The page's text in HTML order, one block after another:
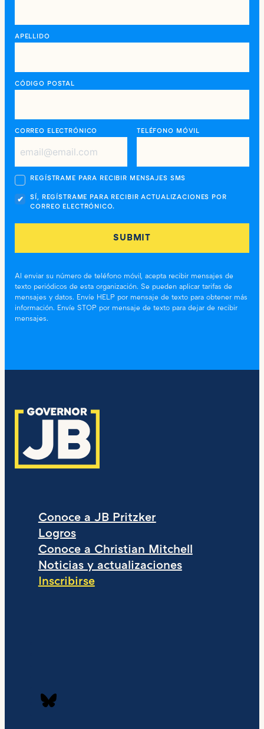
APELLIDO
CÓDIGO POSTAL
CORREO ELECTRÓNICO TELÉFONO MÓVIL
REGÍSTRAME PARA RECIBIR MENSAJES SMS
SÍ, REGÍSTRAME PARA RECIBIR ACTUALIZACIONES POR
CORREO ELECTRÓNICO.
Al enviar su número de teléfono móvil, acepta recibir mensajes de
texto periódicos de esta organización. Se pueden aplicar tarifas de
mensajes y datos. Envíe HELP por mensaje de texto para obtener más
información. Envíe STOP por mensaje de texto para dejar de recibir
mensajes.
Conoce a JB Pritzker
Logros
Conoce a Christian Mitchell
Noticias y actualizaciones
Inscribirse